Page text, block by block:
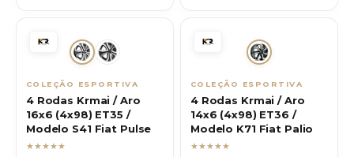
COLEÇÃO ESPORTIVA
4 Rodas Krmai / Aro
16x6 (4x98) ET35 /
Modelo S41 Fiat Pulse
★★★★★
COLEÇÃO ESPORTIVA
4 Rodas Krmai / Aro
14x6 (4x98) ET36 /
Modelo K71 Fiat Palio
★★★★★